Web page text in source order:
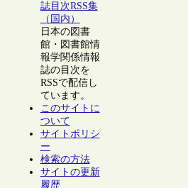
誌目次RSS集
（国内）
日本の図書
館・図書館情
報学関係情報
誌の目次を
RSSで配信し
ています。
このサイトに
ついて
サイトポリシ
ー
検索の方法
サイトの更新
履歴